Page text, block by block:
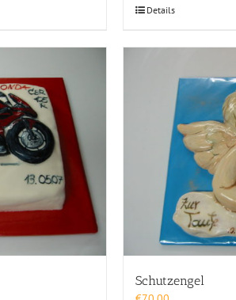
Details
Schutzengel